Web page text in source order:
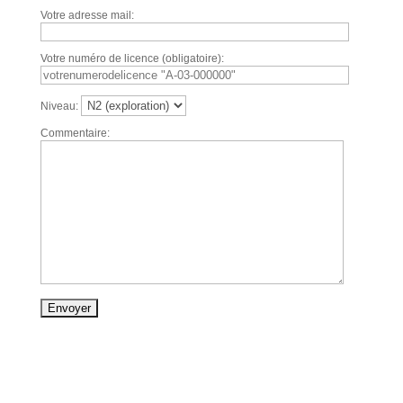
Votre adresse mail:
Votre numéro de licence (obligatoire):
Niveau:
Commentaire: